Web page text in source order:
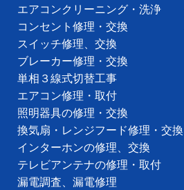
エアコンクリーニング・洗浄
コンセント修理・交換
スイッチ修理、交換
ブレーカー修理・交換
単相３線式切替工事
エアコン修理・取付
照明器具の修理・交換
換気扇・レンジフード修理・交換
インターホンの修理、交換
テレビアンテナの修理・取付
漏電調査、漏電修理